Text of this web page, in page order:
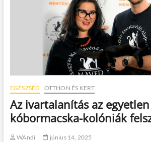
EGÉSZSÉG OTTHON ÉS KERT
Az ivartalanítás az
kóbormacska-kolóniák
WAndi június 14, 2025